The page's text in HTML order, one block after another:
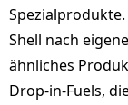
Shell nach
ähnliches
Drop-in-Fuels,